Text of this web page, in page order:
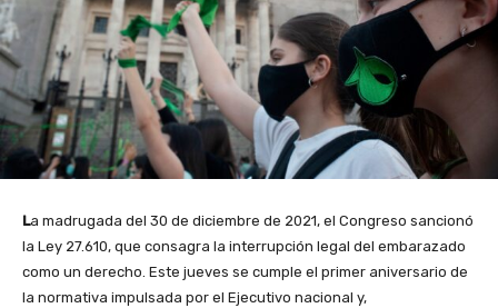
La madrugada del 30 de diciembre de 2021, el Congreso sancionó
la Ley 27.610, que consagra la interrupción legal del embarazado
como un derecho. Este jueves se cumple el primer aniversario de
la normativa impulsada por el Ejecutivo nacional y,